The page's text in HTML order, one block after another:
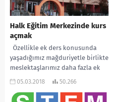
Halk Eğitim Merkezinde kurs
açmak
Özellikle ek ders konusunda
yaşadığımız mağduriyetle birlikte
meslektaşlarımız daha fazla ek
ders almak için bir arayış içine
05.03.2018 50.266